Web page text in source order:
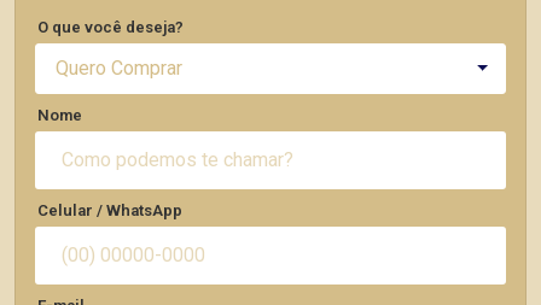
O que você deseja?
Quero Comprar
Nome
Celular / WhatsApp